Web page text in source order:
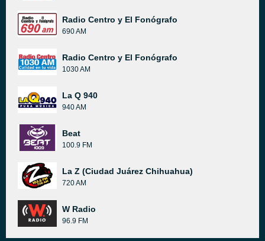
Radio Centro y El Fonógrafo
690 AM
Radio Centro y El Fonógrafo
1030 AM
La Q 940
940 AM
Beat
100.9 FM
La Z (Ciudad Juárez Chihuahua)
720 AM
W Radio
96.9 FM